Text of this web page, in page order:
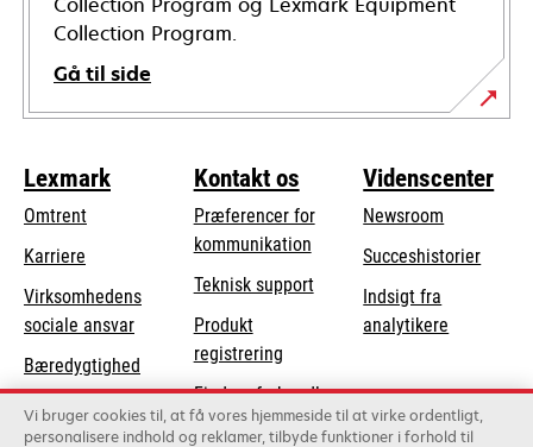
Collection Program.
Gå til side
Lexmark
Omtrent
Karriere
Virksomhedens
sociale ansvaropens
in
a
new
tab
Bæredygtighed
Lexmark-partnere
Kontakt os
Præferencer for
kommunikation
Teknisk supportopens
tab
Produkt
registrering
Find en forhandler
Liste over
Videnscenter
Newsroom
Succeshistorier
Indsigt fra
analytikere
Vi bruger cookies til, at få vores hjemmeside til at virke ordentligt,
personalisere indhold og reklamer, tilbyde funktioner i forhold til